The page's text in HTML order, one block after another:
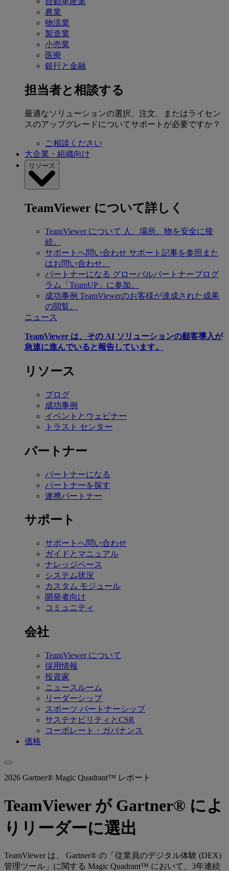
農業
物流業
製造業
小売業
医療
銀行と金融
担当者と相談する
最適なソリューションの選択、注文、またはライセン
スのアップグレードについてサポートが必要ですか？
ご相談ください
大企業・組織向け
リソース
TeamViewer について詳しく
TeamViewer について 人、場所、物を安全に接
続。
サポートへ問い合わせ サポート記事を参照また
はお問い合わせ。
パートナーになる グローバルパートナープログ
ラム「TeamUP」に参加。
成功事例 TeamViewerのお客様が達成された成果
の閲覧。
ニュース
TeamViewer は、その AI ソリューションの顧客導入が
急速に進んでいると報告しています。
リソース
ブログ
成功事例
イベントとウェビナー
トラスト センター
パートナー
パートナーになる
パートナーを探す
連携パートナー
サポート
サポートへ問い合わせ
ガイドとマニュアル
ナレッジベース
システム状況
カスタム モジュール
開発者向け
コミュニティ
会社
TeamViewer について
採用情報
投資家
ニュースルーム
リーダーシップ
スポーツ パートナーシップ
サステナビリティとCSR
コーポレート・ガバナンス
価格
2026 Gartner® Magic Quadrant™ レポート
TeamViewer が Gartner® によ
りリーダーに選出
TeamViewer は、 Gartner® の「従業員のデジタル体験 (DEX)
管理ツール」に関する Magic Quadrant™ において、3年連続